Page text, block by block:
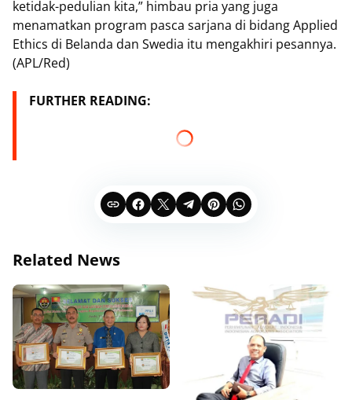
ketidak-pedulian kita,” himbau pria yang juga
menamatkan program pasca sarjana di bidang Applied
Ethics di Belanda dan Swedia itu mengakhiri pesannya.
(APL/Red)
FURTHER READING:
Related News